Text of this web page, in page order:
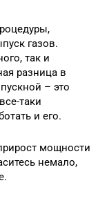
газов.
так и
разница в
– это
таки
и его.
мощности
немало,